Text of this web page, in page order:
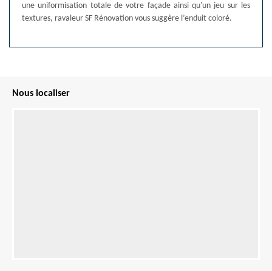
une uniformisation totale de votre façade ainsi qu'un jeu sur les
textures, ravaleur SF Rénovation vous suggère l’enduit coloré.
Nous localiser